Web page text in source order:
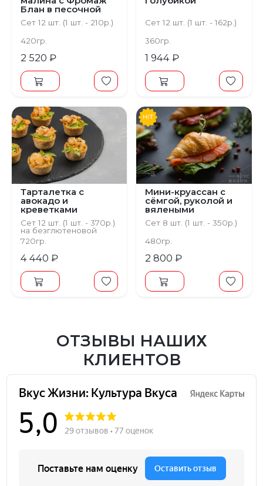
Блан в песочной
тарталетке
Сет 12 шт. (1 шт. - 210р.)
420гр.
2 520 ₽
Сет 12 шт. (1 шт. - 162р.)
360гр.
1 944 ₽
Тарталетка с
авокадо и
креветками
Сет 12 шт. (1 шт. - 370р.)
на безглютеновой
основе
720гр.
4 440 ₽
Мини-круассан с
сёмгой, руколой и
вялеными
томатами
Сет 8 шт. (1 шт. - 350р.)
480гр.
2 800 ₽
ОТЗЫВЫ НАШИХ
КЛИЕНТОВ